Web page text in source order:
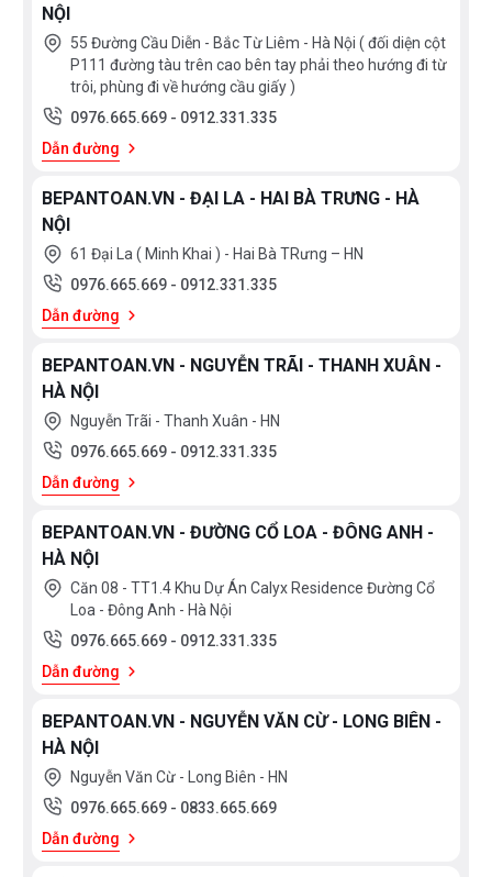
NỘI
55 Đường Cầu Diễn - Bắc Từ Liêm - Hà Nội ( đối diện cột
P111 đường tàu trên cao bên tay phải theo hướng đi từ
trôi, phùng đi về hướng cầu giấy )
0976.665.669 - 0912.331.335
Dẫn đường
BEPANTOAN.VN - ĐẠI LA - HAI BÀ TRƯNG - HÀ
NỘI
61 Đại La ( Minh Khai ) - Hai Bà TRưng – HN
0976.665.669 - 0912.331.335
Dẫn đường
BEPANTOAN.VN - NGUYỄN TRÃI - THANH XUÂN -
HÀ NỘI
Nguyễn Trãi - Thanh Xuân - HN
0976.665.669 - 0912.331.335
Dẫn đường
BEPANTOAN.VN - ĐƯỜNG CỔ LOA - ĐÔNG ANH -
HÀ NỘI
Căn 08 - TT1.4 Khu Dự Án Calyx Residence Đường Cổ
Loa - Đông Anh - Hà Nội
0976.665.669 - 0912.331.335
Dẫn đường
BEPANTOAN.VN - NGUYỄN VĂN CỪ - LONG BIÊN -
HÀ NỘI
Nguyễn Văn Cừ - Long Biên - HN
0976.665.669 - 0833.665.669
Dẫn đường